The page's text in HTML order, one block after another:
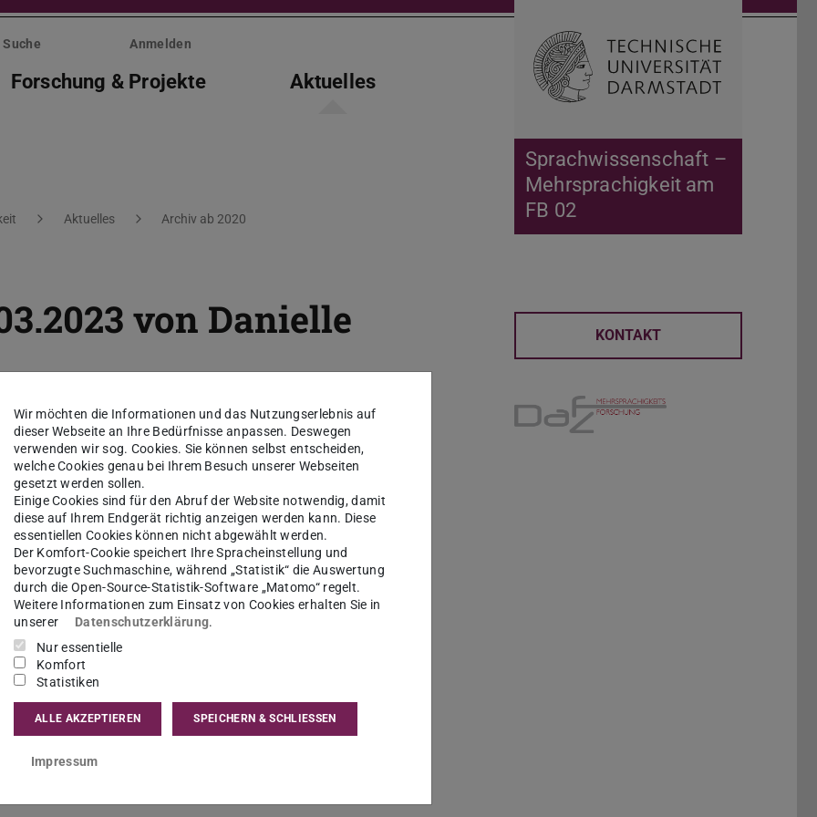
Sprachwissenschaft –
Mehrsprachigkeit am
FB 02
Suche Anmelden
Forschung & Projekte Aktuelles Suche öffnen
Aktuelles Archiv ab 2020
von Danielle
findet im Rahmen des Projektseminars
Unite!“ ein Gastvortrag über Zoom statt.
Grenoble Alpes und Mitglied der Unite-
ihre Forschung vorstellen. Die Veranstaltung
Dynamics: Participant Research in the Unite!
Sie im
Gastvortrag eingeladen. Bei Interesse an
Nölle-Becker
KONTAKT
Wir möchten die Informationen und das Nutzungserlebnis auf
dieser Webseite an Ihre Bedürfnisse anpassen. Deswegen
verwenden wir sog. Cookies. Sie können selbst entscheiden,
welche Cookies genau bei Ihrem Besuch unserer Webseiten
gesetzt werden sollen.
Einige Cookies sind für den Abruf der Website notwendig, damit
diese auf Ihrem Endgerät richtig anzeigen werden kann. Diese
essentiellen Cookies können nicht abgewählt werden.
Der Komfort-Cookie speichert Ihre Spracheinstellung und
bevorzugte Suchmaschine, während „Statistik“ die Auswertung
durch die Open-Source-Statistik-Software „Matomo“ regelt.
Weitere Informationen zum Einsatz von Cookies erhalten Sie in
unserer
Datenschutzerklärung.
Nur essentielle
Komfort
Statistiken
ALLE AKZEPTIEREN SPEICHERN & SCHLIESSEN
Impressum